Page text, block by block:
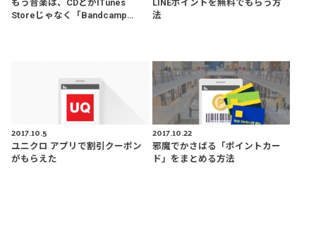
もう音楽は、CDとかiTunes
Storeじゃなく「Bandcamp…
LINEポイントを無料でもらう方
法
2017.10.5
ユニクロ アプリで割引クーポン
がもらえた
2017.10.22
邪魔でかさばる「ポイントカー
ド」をまとめる方法